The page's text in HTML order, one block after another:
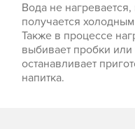
Вода не нагревается,
получается
Также в процессе
выбивает пробки или
останавливает
напитка.